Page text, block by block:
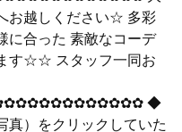
お越しください☆ 多彩
に合った 素敵なコーデ
す☆☆ スタッフ一同お
◆
真）をクリックしていた